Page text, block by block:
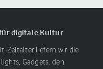
digitale Kultur
Zeitalter liefern wir die
Gadgets, den